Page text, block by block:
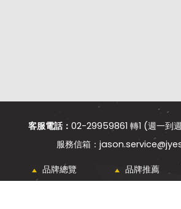
客服電話： 02-29959861 轉1 (週一到
品牌總覽 品牌推薦